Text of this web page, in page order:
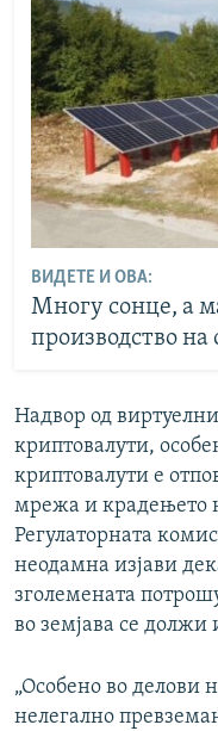
ВИДЕТЕ И ОВА:
Многу сонце, а
производство на
Надвор од
криптовалути,
криптовалути е
мрежа и крадењето
Регулаторната
неодамна изјави
зголемената
во земјава се
„Особено во делови
нелегално